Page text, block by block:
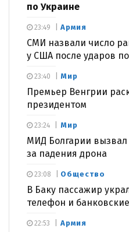
по Украине
Армия
СМИ назвали число
у США после ударов
23:49
Мир
Премьер Венгрии
президентом
23:40
Мир
МИД Болгарии вызвал
за падения дрона
23:24
Общество
В Баку пассажир
телефон и
23:08
Армия
22:53